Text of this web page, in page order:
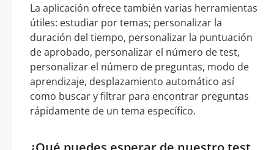
La aplicación ofrece también varias herramientas
útiles: estudiar por temas; personalizar la
duración del tiempo, personalizar la puntuación
de aprobado, personalizar el número de test,
personalizar el número de preguntas, modo de
aprendizaje, desplazamiento automático así
como buscar y filtrar para encontrar preguntas
rápidamente de un tema específico.